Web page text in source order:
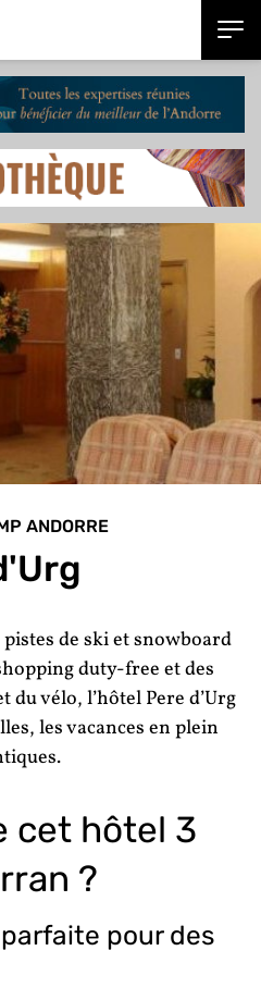
ANDORRE
de ski et snowboard
duty-free et des
vélo, l’hôtel Pere d’Urg
les vacances en plein
cet hôtel 3
?
pour des